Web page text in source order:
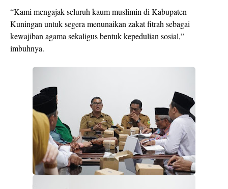
“Kami mengajak seluruh kaum muslimin di Kabupaten
Kuningan untuk segera menunaikan zakat fitrah sebagai
kewajiban agama sekaligus bentuk kepedulian sosial,”
imbuhnya.